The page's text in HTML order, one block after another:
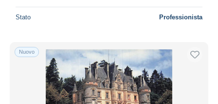
Stato Professionista
Nuovo